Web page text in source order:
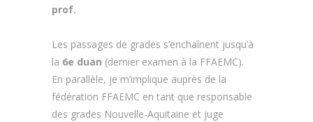
prof.
Les passages de grades s’enchaînent jusqu’à
la 6e duan (dernier examen à la FFAEMC).
En parallèle, je m’implique auprès de la
fédération FFAEMC en tant que responsable
des grades Nouvelle-Aquitaine et juge